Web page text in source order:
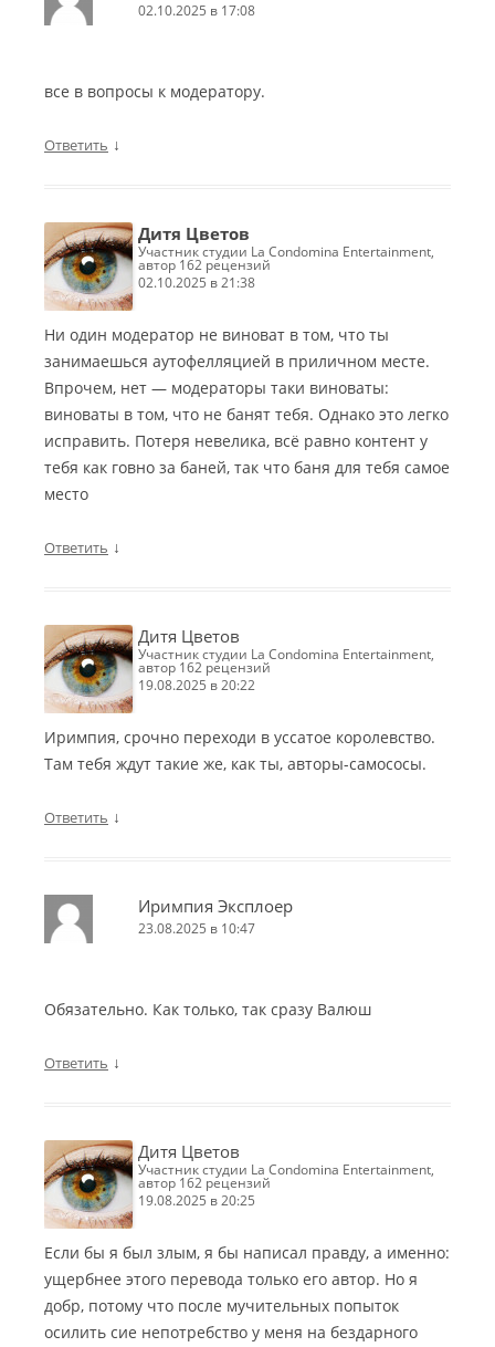
02.10.2025 в 17:08
все в вопросы к модератору.
Ответить ↓
Дитя Цветов
участник студии La Condomina Entertainment,
автор 162 рецензий
02.10.2025 в 21:38
Ни один модератор не виноват в том, что ты
занимаешься аутофелляцией в приличном месте.
Впрочем, нет — модераторы таки виноваты:
виноваты в том, что не банят тебя. Однако это легко
исправить. Потеря невелика, всё равно контент у
тебя как говно за баней, так что баня для тебя самое
место
Ответить ↓
Дитя Цветов
участник студии La Condomina Entertainment,
автор 162 рецензий
19.08.2025 в 20:22
Иримпия, срочно переходи в уссатое королевство.
Там тебя ждут такие же, как ты, авторы-самососы.
Ответить ↓
Иримпия Эксплоер
23.08.2025 в 10:47
Обязательно. Как только, так сразу Валюш
Ответить ↓
Дитя Цветов
участник студии La Condomina Entertainment,
автор 162 рецензий
19.08.2025 в 20:25
Если бы я был злым, я бы написал правду, а именно:
ущербнее этого перевода только его автор. Но я
добр, потому что после мучительных попыток
осилить сие непотребство у меня на бездарного